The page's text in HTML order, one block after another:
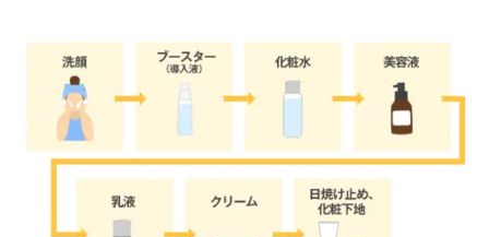
イ
ン
ワ
ン
ジ